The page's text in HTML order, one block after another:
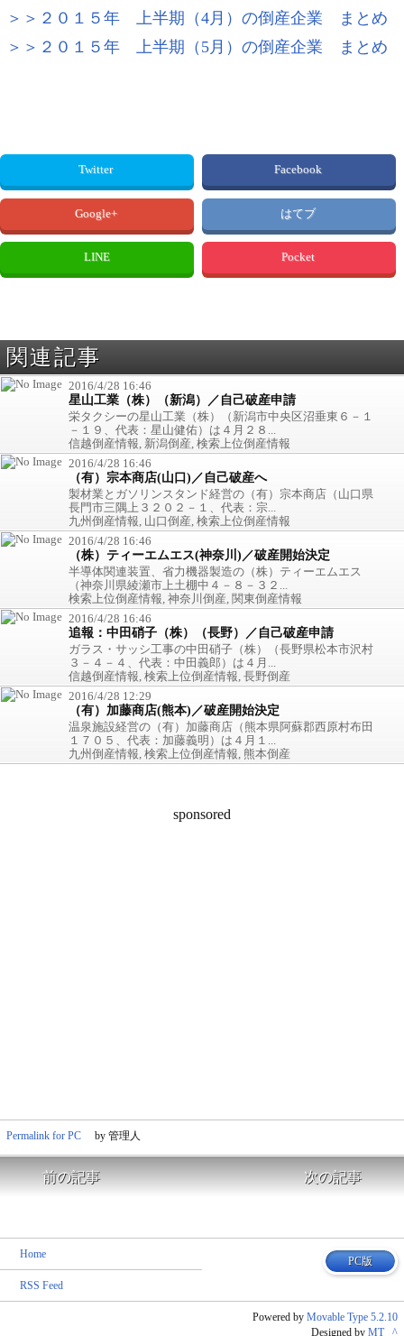
＞＞２０１５年 上半期（4月）の倒産企業 まとめ
＞＞２０１５年 上半期（5月）の倒産企業 まとめ
Twitter Facebook
Google+ はてブ
LINE Pocket
関連記事
2016/4/28 16:46
星山工業（株）（新潟）／自己破産申請
栄タクシーの星山工業（株）（新潟市中央区沼垂東６－１
－１９、代表：星山健佑）は４月２８...
信越倒産情報, 新潟倒産, 検索上位倒産情報
2016/4/28 16:46
（有）宗本商店(山口)／自己破産へ
製材業とガソリンスタンド経営の（有）宗本商店（山口県
長門市三隅上３２０２－１、代表：宗...
九州倒産情報, 山口倒産, 検索上位倒産情報
2016/4/28 16:46
（株）ティーエムエス(神奈川)／破産開始決定
半導体関連装置、省力機器製造の（株）ティーエムエス
（神奈川県綾瀬市上土棚中４－８－３２...
検索上位倒産情報, 神奈川倒産, 関東倒産情報
2016/4/28 16:46
追報：中田硝子（株）（長野）／自己破産申請
ガラス・サッシ工事の中田硝子（株）（長野県松本市沢村
３－４－４、代表：中田義郎）は４月...
信越倒産情報, 検索上位倒産情報, 長野倒産
2016/4/28 12:29
（有）加藤商店(熊本)／破産開始決定
温泉施設経営の（有）加藤商店（熊本県阿蘇郡西原村布田
１７０５、代表：加藤義明）は４月１...
九州倒産情報, 検索上位倒産情報, 熊本倒産
sponsored
Permalink for PC by 管理人
前の記事 次の記事
PC版
Home
RSS Feed
Powered by Movable Type 5.2.10
Designed by MT _^